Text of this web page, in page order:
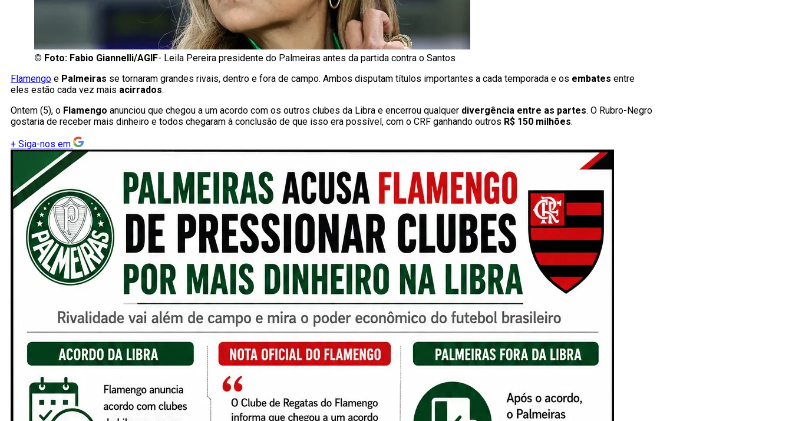
© Foto: Fabio Giannelli/AGIF- Leila Pereira presidente do Palmeiras antes da partida contra o Santos
Flamengo e Palmeiras se tornaram grandes rivais, dentro e fora de campo. Ambos disputam títulos importantes a cada temporada e os embates entre
eles estão cada vez mais acirrados.
Ontem (5), o Flamengo anunciou que chegou a um acordo com os outros clubes da Libra e encerrou qualquer divergência entre as partes. O Rubro-Negro
gostaria de receber mais dinheiro e todos chegaram à conclusão de que isso era possível, com o CRF ganhando outros R$ 150 milhões.
+ Siga-nos em